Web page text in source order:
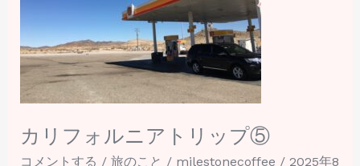
カリフォルニアトリップ⑤
コメントする / 旅のこと / milestonecoffee / 2025年8
ニ
ア
リ
ッ
プ